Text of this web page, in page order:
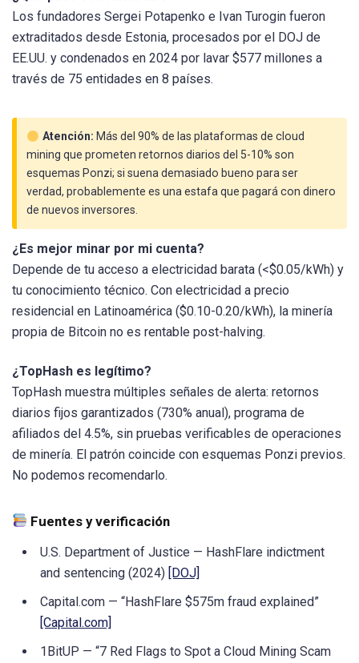
Los fundadores Sergei Potapenko e Ivan Turogin fueron
extraditados desde Estonia, procesados por el DOJ de
EE.UU. y condenados en 2024 por lavar $577 millones a
través de 75 entidades en 8 países.
Atención: Más del 90% de las plataformas de cloud
mining que prometen retornos diarios del 5-10% son
esquemas Ponzi; si suena demasiado bueno para ser
verdad, probablemente es una estafa que pagará con dinero
de nuevos inversores.
¿Es mejor minar por mi cuenta?
Depende de tu acceso a electricidad barata (<$0.05/kWh) y
tu conocimiento técnico. Con electricidad a precio
residencial en Latinoamérica ($0.10-0.20/kWh), la minería
propia de Bitcoin no es rentable post-halving.
¿TopHash es legítimo?
TopHash muestra múltiples señales de alerta: retornos
diarios fijos garantizados (730% anual), programa de
afiliados del 4.5%, sin pruebas verificables de operaciones
de minería. El patrón coincide con esquemas Ponzi previos.
No podemos recomendarlo.
Fuentes y verificación
U.S. Department of Justice — HashFlare indictment
and sentencing (2024) [DOJ]
Capital.com — “HashFlare $575m fraud explained”
[Capital.com]
1BitUP — “7 Red Flags to Spot a Cloud Mining Scam